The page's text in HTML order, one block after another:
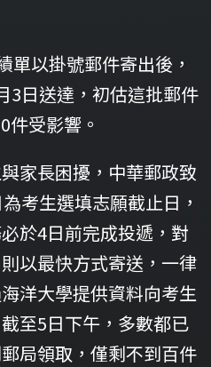
單以掛號郵件寄出後，
3日送達，初估這批郵件
件受影響。
家長困擾，中華郵政致
考生選填志願截止日，
於4日前完成投遞，對
以最快方式寄送，一律
洋大學提供資料向考生
至5日下午，多數都已
局領取，僅剩不到百件